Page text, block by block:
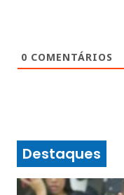
0 COMENTÁRIOS
Destaques